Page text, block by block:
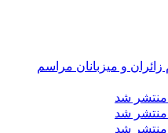
زائران و میزبانان مراسم
شد
شد
شد